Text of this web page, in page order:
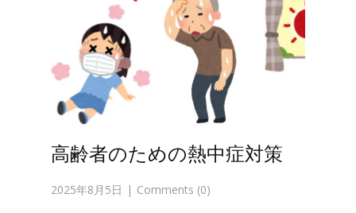
高齢者のための熱中症対策
2025年8月5日 Comments (0)